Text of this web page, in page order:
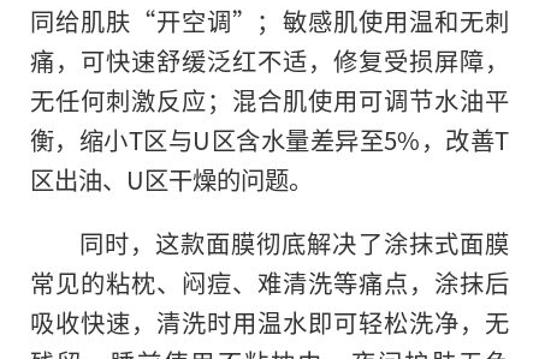
同给肌肤“开空调”；敏感肌使用温和无刺
痛，可快速舒缓泛红不适，修复受损屏障，
无任何刺激反应；混合肌使用可调节水油平
衡，缩小T区与U区含水量差异至5%，改善T
区出油、U区干燥的问题。
同时，这款面膜彻底解决了涂抹式面膜
常见的粘枕、闷痘、难清洗等痛点，涂抹后
吸收快速，清洗时用温水即可轻松洗净，无